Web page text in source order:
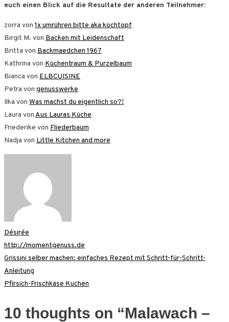
euch einen Blick auf die Resultate der anderen Teilnehmer:
zorra von 1x umrühren bitte aka kochtopf
Birgit M. von Backen mit Leidenschaft
Britta von Backmaedchen 1967
Kathrina von Küchentraum & Purzelbaum
Bianca von ELBCUISINE
Petra von genusswerke
Ilka von Was machst du eigentlich so?!
Laura vonAus Lauras Küche
Friederike von Fliederbaum
Nadja von Little Kitchen and more
Désirée
http://momentgenuss.de
Beitragsnavigation
Grissini selber machen: einfaches Rezept mit Schritt-für-Schritt-
Anleitung
Pfirsich-Frischkäse Kuchen
10 thoughts on “Malawach –